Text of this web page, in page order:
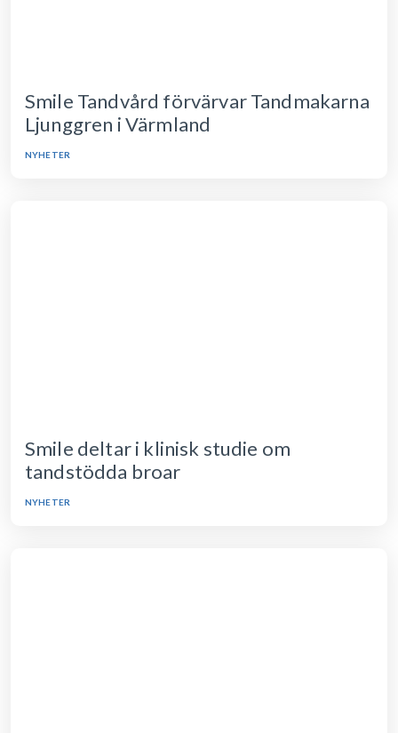
Smile Tandvård förvärvar Tandmakarna
Ljunggren i Värmland
NYHETER
Smile deltar i klinisk studie om
tandstödda broar
NYHETER